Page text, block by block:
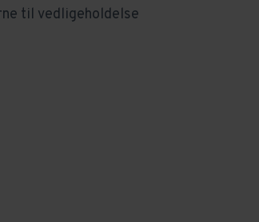
til vedligeholdelse